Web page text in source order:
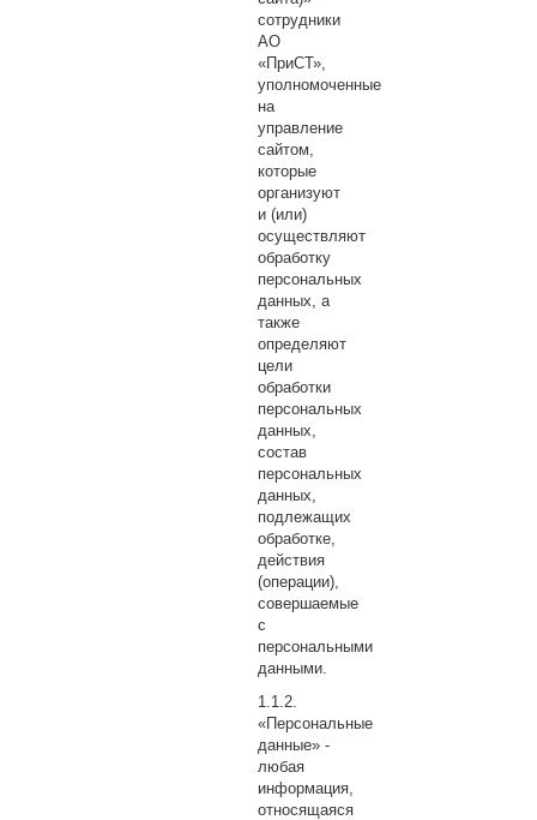
сотрудники
АО
«ПриСТ»,
уполномоченные
на
управление
сайтом,
которые
организуют
и (или)
осуществляют
обработку
персональных
данных, а
также
определяют
цели
обработки
персональных
данных,
состав
персональных
данных,
подлежащих
обработке,
действия
(операции),
совершаемые
с
персональными
данными.
«Персональные
данные» -
любая
информация,
относящаяся